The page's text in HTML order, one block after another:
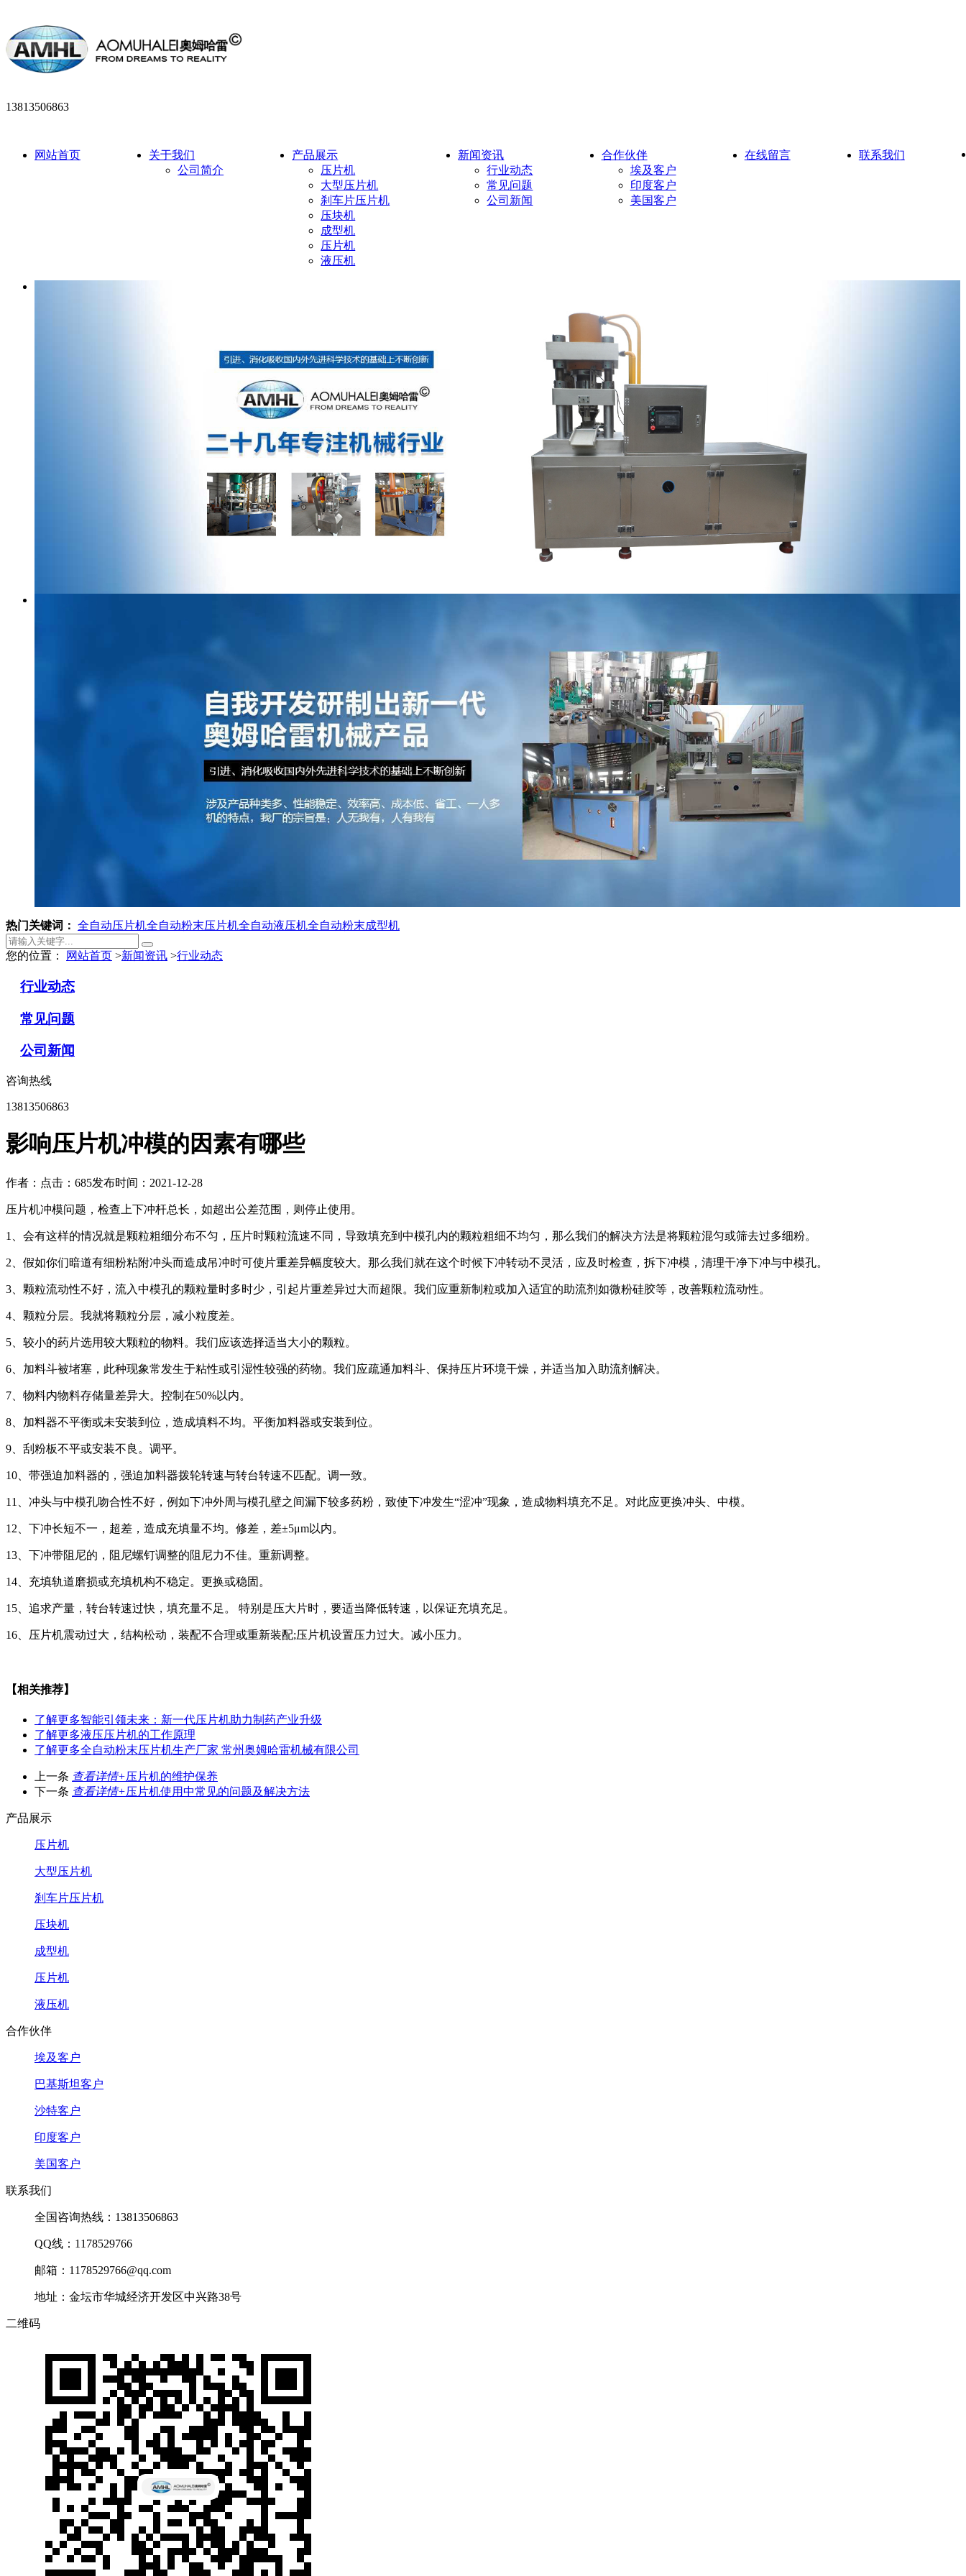
13813506863
网站首页
关于我们
公司简介
产品展示
压片机
大型压片机
刹车片压片机
压块机
成型机
压片机
液压机
新闻资讯
行业动态
常见问题
公司新闻
合作伙伴
埃及客户
印度客户
美国客户
在线留言 联系我们
热门关键词： 全自动压片机全自动粉末压片机全自动液压机全自动粉末成型机
您的位置： 网站首页 >新闻资讯 >行业动态
行业动态
常见问题
公司新闻
咨询热线
13813506863
影响压片机冲模的因素有哪些
作者： 点击：685发布时间：2021-12-28
压片机冲模问题，检查上下冲杆总长，如超出公差范围，则停止使用。
1、会有这样的情况就是颗粒粗细分布不匀，压片时颗粒流速不同，导致填充到中模孔内的颗粒粗细不均匀，那么我们的解决方法是将颗粒混匀或筛去过多细粉。
2、假如你们暗道有细粉粘附冲头而造成吊冲时可使片重差异幅度较大。那么我们就在这个时候下冲转动不灵活，应及时检查，拆下冲模，清理干净下冲与中模孔。
3、颗粒流动性不好，流入中模孔的颗粒量时多时少，引起片重差异过大而超限。我们应重新制粒或加入适宜的助流剂如微粉硅胶等，改善颗粒流动性。
4、颗粒分层。我就将颗粒分层，减小粒度差。
5、较小的药片选用较大颗粒的物料。我们应该选择适当大小的颗粒。
6、加料斗被堵塞，此种现象常发生于粘性或引湿性较强的药物。我们应疏通加料斗、保持压片环境干燥，并适当加入助流剂解决。
7、物料内物料存储量差异大。控制在50%以内。
8、加料器不平衡或未安装到位，造成填料不均。平衡加料器或安装到位。
9、刮粉板不平或安装不良。调平。
10、带强迫加料器的，强迫加料器拨轮转速与转台转速不匹配。调一致。
11、冲头与中模孔吻合性不好，例如下冲外周与模孔壁之间漏下较多药粉，致使下冲发生“涩冲”现象，造成物料填充不足。对此应更换冲头、中模。
12、下冲长短不一，超差，造成充填量不均。修差，差±5μm以内。
13、下冲带阻尼的，阻尼螺钉调整的阻尼力不佳。重新调整。
14、充填轨道磨损或充填机构不稳定。更换或稳固。
15、追求产量，转台转速过快，填充量不足。 特别是压大片时，要适当降低转速，以保证充填充足。
16、压片机震动过大，结构松动，装配不合理或重新装配;压片机设置压力过大。减小压力。
【相关推荐】
了解更多智能引领未来：新一代压片机助力制药产业升级
了解更多液压压片机的工作原理
了解更多全自动粉末压片机生产厂家 常州奥姆哈雷机械有限公司
上一条 查看详情+压片机的维护保养
下一条 查看详情+压片机使用中常见的问题及解决方法
产品展示
压片机
大型压片机
刹车片压片机
压块机
成型机
压片机
液压机
合作伙伴
埃及客户
巴基斯坦客户
沙特客户
印度客户
美国客户
联系我们
全国咨询热线：13813506863
QQ线：1178529766
邮箱：1178529766@qq.com
地址：金坛市华城经济开发区中兴路38号
二维码